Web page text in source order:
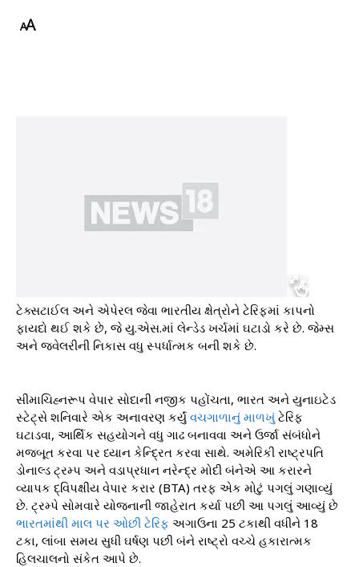
ટેક્સટાઈલ અને એપેરલ જેવા ભારતીય ક્ષેત્રોને ટેરિફમાં કાપનો
ફાયદો થઈ શકે છે, જે યુ.એસ.માં લેન્ડેડ ખર્ચમાં ઘટાડો કરે છે. જેમ્સ
અને જ્વેલરીની નિકાસ વધુ સ્પર્ધાત્મક બની શકે છે.
સીમાચિહ્નરૂપ વેપાર સોદાની નજીક પહોંચતા, ભારત અને યુનાઇટેડ
સ્ટેટ્સે શનિવારે એક અનાવરણ કર્યુંવચગાળાનું માળખું ટેરિફ
ઘટાડવા, આર્થિક સહયોગને વધુ ગાઢ બનાવવા અને ઉર્જા સંબંધોને
મજબૂત કરવા પર ધ્યાન કેન્દ્રિત કરવા સાથે. અમેરિકી રાષ્ટ્રપતિ
ડોનાલ્ડ ટ્રમ્પ અને વડાપ્રધાન નરેન્દ્ર મોદી બંનેએ આ કરારને
વ્યાપક દ્વિપક્ષીય વેપાર કરાર (BTA) તરફ એક મોટું પગલું ગણાવ્યું
છે. ટ્રમ્પે સોમવારે યોજનાની જાહેરાત કર્યા પછી આ પગલું આવ્યું છે
ભારતમાંથી માલ પર ઓછી ટેરિફ અગાઉના 25 ટકાથી વધીને 18
ટકા, લાંબા સમય સુધી ઘર્ષણ પછી બંને રાષ્ટ્રો વચ્ચે હકારાત્મક
હિલચાલનો સંકેત આપે છે.